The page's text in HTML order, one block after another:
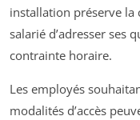
installation préserve
salarié d’adresser ses
contrainte horaire.
Les employés
modalités d’accès